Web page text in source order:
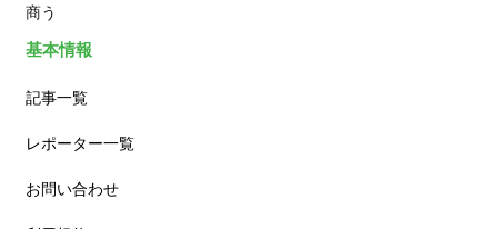
商う
基本情報
記事一覧
レポーター一覧
お問い合わせ